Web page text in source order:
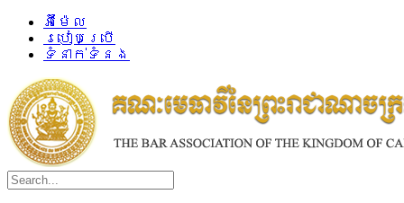
អ៊ីម៉ែល
របៀបប្រើ
ទំនាក់ទំនង